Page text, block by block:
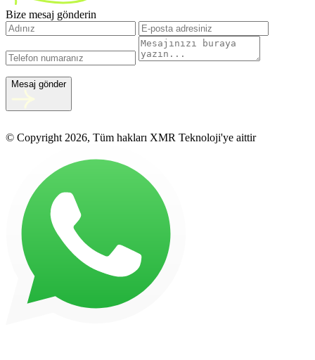
Bize mesaj gönderin
Mesaj gönder
© Copyright 2026, Tüm hakları XMR Teknoloji'ye aittir